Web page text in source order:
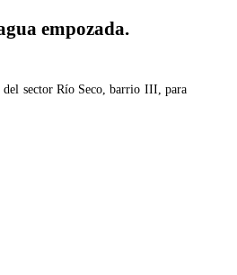
empozada.
del sector Río Seco, barrio III, para